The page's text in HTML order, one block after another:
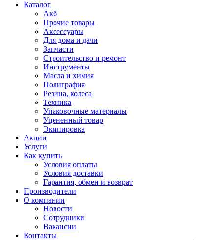
Каталог
Акб
Прочие товары
Аксессуары
Для дома и дачи
Запчасти
Строительство и ремонт
Инструменты
Масла и химия
Полиграфия
Резина, колеса
Техника
Упаковочные материалы
Уцененный товар
Экипировка
Акции
Услуги
Как купить
Условия оплаты
Условия доставки
Гарантия, обмен и возврат
Производители
О компании
Новости
Сотрудники
Вакансии
Контакты